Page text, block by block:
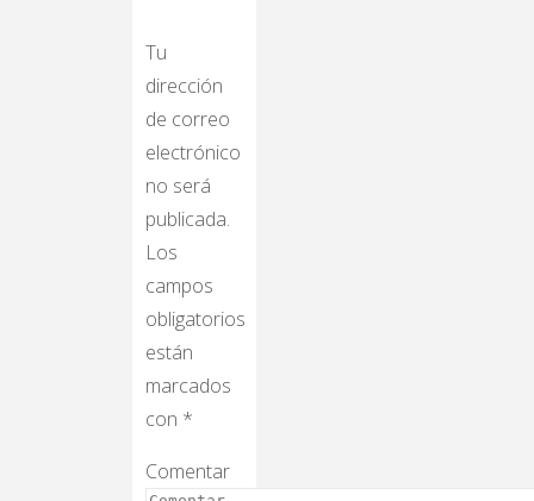
Tu
dirección
de correo
electrónico
no será
publicada.
Los
campos
obligatorios
están
marcados
con *
Comentar